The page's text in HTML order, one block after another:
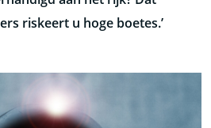
riskeert u hoge boetes.’